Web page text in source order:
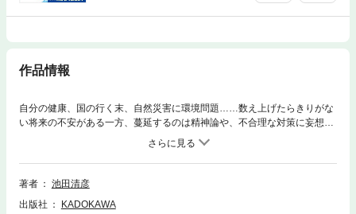
作品情報
自分の健康、国の行く末、自然災害に環境問題……数え上げたらきりがな
い将来の不安がある一方、蔓延するのは精神論や、不合理な対策に妄想ば
かり。どうしても心配が尽きぬというのなら事実とデータで解説しよう。
【目次】１ 明日の「自分」２ 明日の「日本」３ 明日の「地球」４
明日の「世間」５ 今日の「生活」
著者
池田清彦
出版社
KADOKAWA